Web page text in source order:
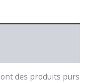
des produits purs